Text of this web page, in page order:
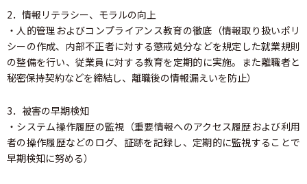
2．情報リテラシー、モラルの向上
・人的管理およびコンプライアンス教育の徹底（情報取り扱いポリ
シーの作成、内部不正者に対する懲戒処分などを規定した就業規則
の整備を行い、従業員に対する教育を定期的に実施。また離職者と
秘密保持契約などを締結し、離職後の情報漏えいを防止）
3．被害の早期検知
・システム操作履歴の監視（重要情報へのアクセス履歴および利用
者の操作履歴などのログ、証跡を記録し、定期的に監視することで
早期検知に努める）